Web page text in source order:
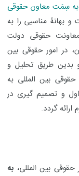
به سِمَت معاون حقوقی
بهانۀ مناسبی را به
حقوقی دولت
در امور حقوقی بین
و بدین طریق تحلیل و
بین المللی به
و تصمیم گیری در
گردد.
بین المللی، به